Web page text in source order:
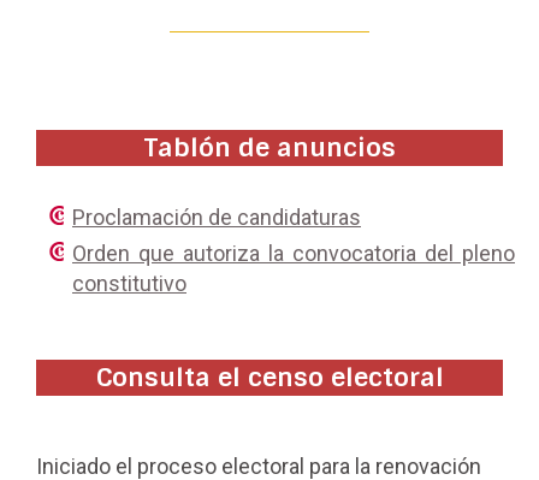
Tablón de anuncios
Proclamación de candidaturas
Orden que autoriza la convocatoria del pleno
constitutivo
Consulta el censo electoral
Iniciado el proceso electoral para la renovación